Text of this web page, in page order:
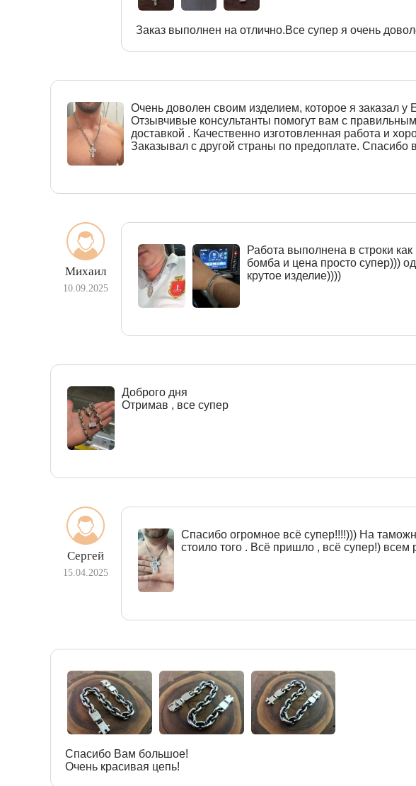
Заказ выполнен на отлично.Все супер я очень
Очень доволен своим изделием, которое я заказал у
Отзывчивые консультанты помогут вам с
доставкой . Качественно изготовленная работа и
Заказывал с другой страны по предоплате. Спасибо
Михаил
10.09.2025
Работа выполнена в строки
бомба и цена просто супер)))
крутое изделие))))
Доброго дня
Отримав , все супер
Сергей
15.04.2025
Спасибо огромное всё супер!!!!))) На
стоило того . Всё пришло , всё супер!) всем
Спасибо Вам большое!
Очень красивая цепь!